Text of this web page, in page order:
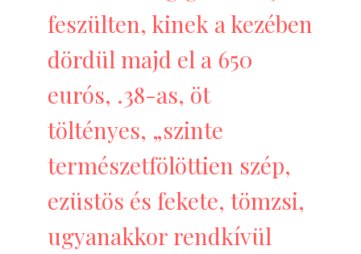
feszülten, kinek a kezében
dördül majd el a 650
eurós, .38-as, öt
töltényes, „szinte
természetfölöttien szép,
ezüstös és fekete, tömzsi,
ugyanakkor rendkívül